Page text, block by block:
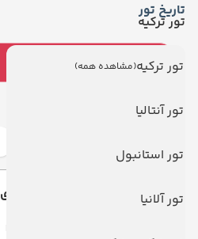
تور ترکیه
تور ترکیه(مشاهده همه)
تور آنتالیا
تور استانبول
تور آلانیا
تاریخ تور
انتخاب هتل و رزرو
رویال کندیان کندی